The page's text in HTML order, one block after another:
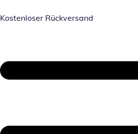
Kostenloser Rückversand